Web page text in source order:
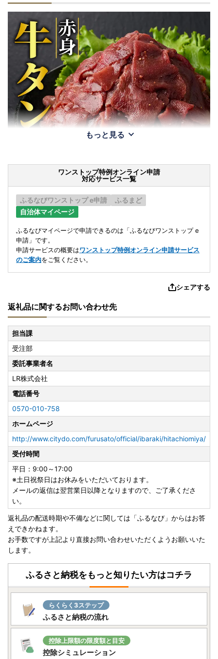
もっと見る
ワンストップ特例オンライン申請
対応サービス一覧
ふるなびワンストップ e申請
ふるまど
自治体マイページ
ふるなびマイページで申請できるのは「ふるなびワンストップ e
申請」です。
申請サービスの概要はワンストップ特例オンライン申請サービス
のご案内をご覧ください。
シェアする
返礼品に関するお問い合わせ先
担当課
受注部
委託事業者名
LR株式会社
電話番号
0570-010-758
ホームページ
http://www.citydo.com/furusato/official/ibaraki/hitachiomiya/
受付時間
平日：9:00～17:00
※土日祝祭日はお休みをいただいております。
メールの返信は翌営業日以降となりますので、ご了承くださ
い。
返礼品の配送時期や不備などに関しては「ふるなび」からはお答
えできかねます。
お手数ですが上記より直接お問い合わせいただくようお願いいた
します。
ふるさと納税をもっと知りたい方はコチラ
らくらく3ステップ
ふるさと納税の流れ
控除上限額の限度額と目安
控除シミュレーション